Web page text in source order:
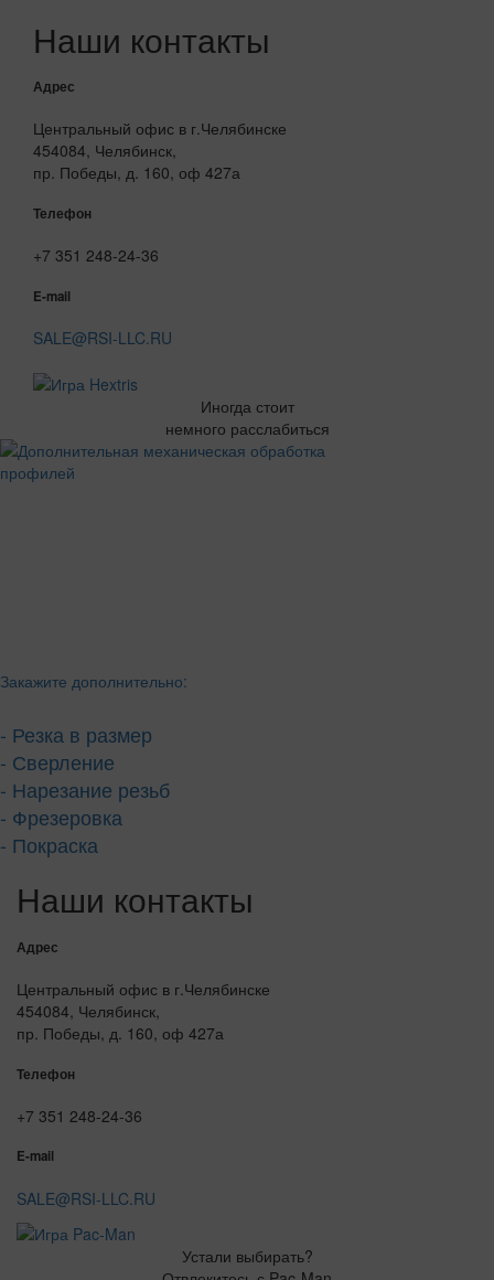
Наши контакты
Адрес
Центральный офис в г.Челябинске
454084, Челябинск,
пр. Победы, д. 160, оф 427а
Телефон
+7 351 248-24-36
E-mail
SALE@RSI-LLC.RU
Иногда стоит
немного расслабиться
Закажите дополнительно:
- Резка в размер
- Сверление
- Нарезание резьб
- Фрезеровка
- Покраска
Наши контакты
Адрес
Центральный офис в г.Челябинске
454084, Челябинск,
пр. Победы, д. 160, оф 427а
Телефон
+7 351 248-24-36
E-mail
SALE@RSI-LLC.RU
Устали выбирать?